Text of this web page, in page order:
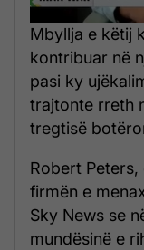
Mbyllja e këtij
kontribuar në
pasi ky
trajtonte rreth
tregtisë
Robert
firmën e
Sky News se
mundësinë e